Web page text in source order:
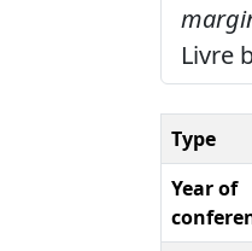
Livre
Type
Year of